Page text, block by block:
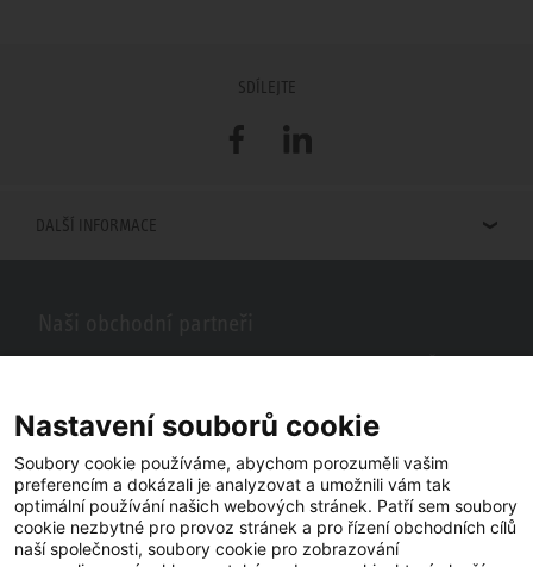
SDÍLEJTE
FacebookLinkedIn
DALŠÍ INFORMACE
se vám naši partneři ve vašem okolí.
Nastavení souborů cookie
Soubory cookie používáme, abychom porozuměli vašim
preferencím a dokázali je analyzovat a umožnili vám tak
optimální používání našich webových stránek. Patří sem soubory
cookie nezbytné pro provoz stránek a pro řízení obchodních cílů
naší společnosti, soubory cookie pro zobrazování